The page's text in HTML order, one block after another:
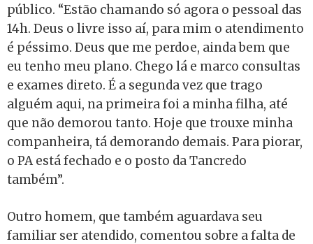
público. “Estão chamando só agora o pessoal das
14h. Deus o livre isso aí, para mim o atendimento
é péssimo. Deus que me perdoe, ainda bem que
eu tenho meu plano. Chego lá e marco consultas
e exames direto. É a segunda vez que trago
alguém aqui, na primeira foi a minha filha, até
que não demorou tanto. Hoje que trouxe minha
companheira, tá demorando demais. Para piorar,
o PA está fechado e o posto da Tancredo
também”.
Outro homem, que também aguardava seu
familiar ser atendido, comentou sobre a falta de